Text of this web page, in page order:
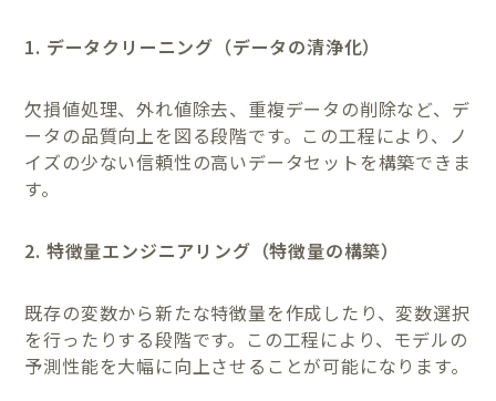
1. データクリーニング（データの清浄化）
欠損値処理、外れ値除去、重複データの削除など、デ
ータの品質向上を図る段階です。この工程により、ノ
イズの少ない信頼性の高いデータセットを構築できま
す。
2. 特徴量エンジニアリング（特徴量の構築）
既存の変数から新たな特徴量を作成したり、変数選択
を行ったりする段階です。この工程により、モデルの
予測性能を大幅に向上させることが可能になります。